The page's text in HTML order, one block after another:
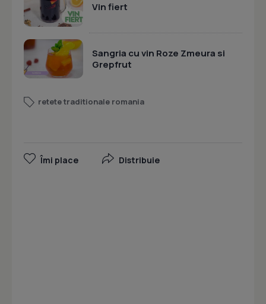
Vin fiert
Sangria cu vin Roze Zmeura si
Grepfrut
retete traditionale romania
Îmi place Distribuie